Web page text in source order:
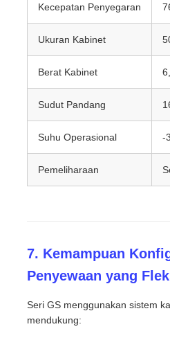
Kecepatan Penyegaran
Ukuran Kabinet
Berat Kabinet
Sudut Pandang
Suhu Operasional -
Pemeliharaan
7. Kemampuan
Penyewaan yang
Seri GS menggunakan sistem
mendukung: